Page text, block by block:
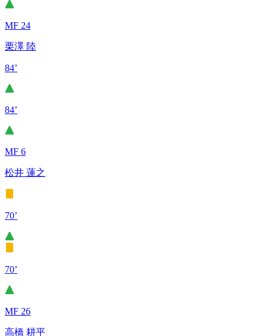
MF 24
栗澤 陸
84’
84’
MF 6
松井 蓮之
70’
70’
MF 26
高橋 耕平